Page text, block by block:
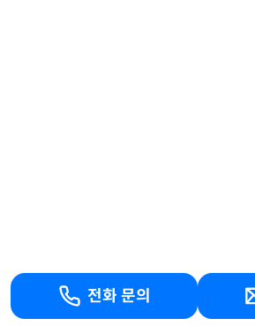
전화 문의